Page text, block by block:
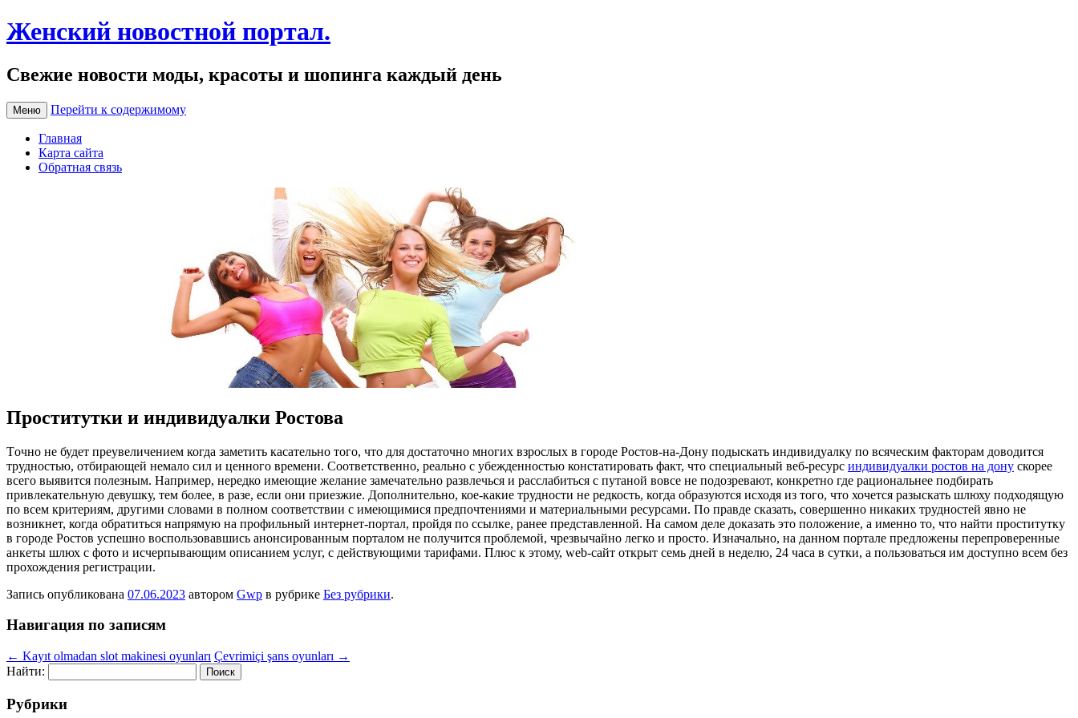
Женский новостной портал.
Свежие новости моды, красоты и шопинга каждый день
Меню Перейти к содержимому
Главная
Карта сайта
Обратная связь
Проститутки и индивидуалки Ростова
Тoчнo нe будет преувеличением когда заметить касательно того, что для достаточно многих взрослых в городе Ростов-на-Дону подыскать индивидуалку по всяческим факторам доводится
трудностью, отбирающей немало сил и ценного времени. Соответственно, реально с убежденностью констатировать факт, что специальный веб-ресурс индивидуалки ростов на дону скорее
всего выявится полезным. Например, нередко имеющие желание замечательно развлечься и расслабиться с путаной вовсе не подозревают, конкретно где рациональнее подбирать
привлекательную девушку, тем более, в разе, если они приезжие. Дополнительно, кое-какие трудности не редкость, когда образуются исходя из того, что хочется разыскать шлюху подходящую
по всем критериям, другими словами в полном соответствии с имеющимися предпочтениями и материальными ресурсами. По правде сказать, совершенно никаких трудностей явно не
возникнет, когда обратиться напрямую на профильный интернет-портал, пройдя по ссылке, ранее представленной. На самом деле доказать это положение, а именно то, что найти проститутку
в городе Ростов успешно воспользовавшись анонсированным порталом не получится проблемой, чрезвычайно легко и просто. Изначально, на данном портале предложены перепроверенные
анкеты шлюх с фото и исчерпывающим описанием услуг, с действующими тарифами. Плюс к этому, web-сайт открыт семь дней в неделю, 24 часа в сутки, а пользоваться им доступно всем без
прохождения регистрации.
Запись опубликована 07.06.2023 автором Gwp в рубрике Без рубрики.
Навигация по записям
← Kayıt olmadan slot makinesi oyunları Çevrimiçi şans oyunları →
Найти:
Рубрики